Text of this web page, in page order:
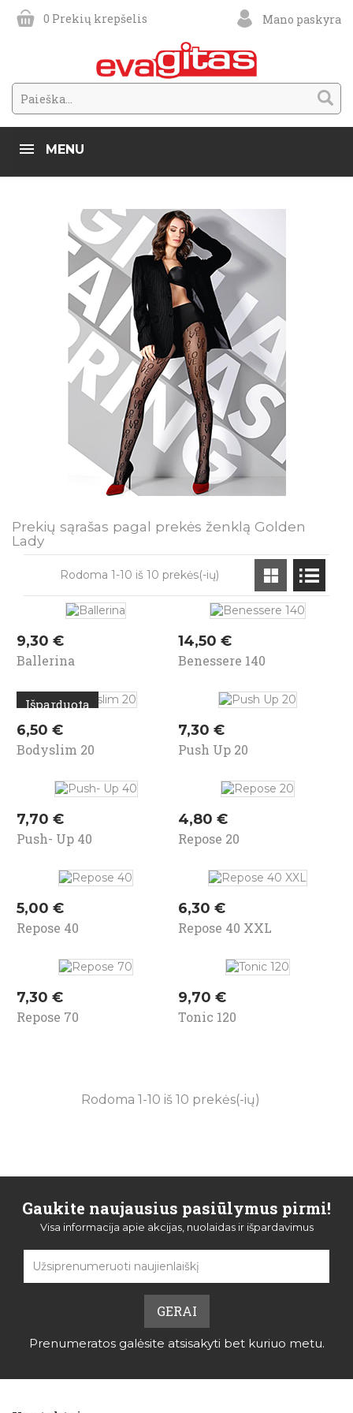
Mano paskyra
0 Prekių krepšelis
MENU
Prekių sąrašas pagal prekės ženklą Golden
Lady
Rodoma 1-10 iš 10 prekės(-ių)
Kaina
9,30 €
Ballerina
Kaina
14,50 €
Benessere 140
Išparduota
Kaina
6,50 €
Bodyslim 20
Kaina
7,30 €
Push Up 20
Kaina
7,70 €
Push- Up 40
Kaina
4,80 €
Repose 20
Kaina
5,00 €
Repose 40
Kaina
6,30 €
Repose 40 XXL
Kaina
7,30 €
Repose 70
Kaina
9,70 €
Tonic 120
Rodoma 1-10 iš 10 prekės(-ių)
Gaukite naujausius pasiūlymus pirmi!
Visa informacija apie akcijas, nuolaidas ir išpardavimus
Prenumeratos galėsite atsisakyti bet kuriuo metu.